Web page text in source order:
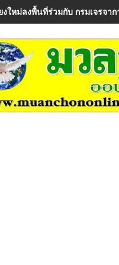
ใหม่ลงพื้นที่ร่วมกับ กรมเจรจา